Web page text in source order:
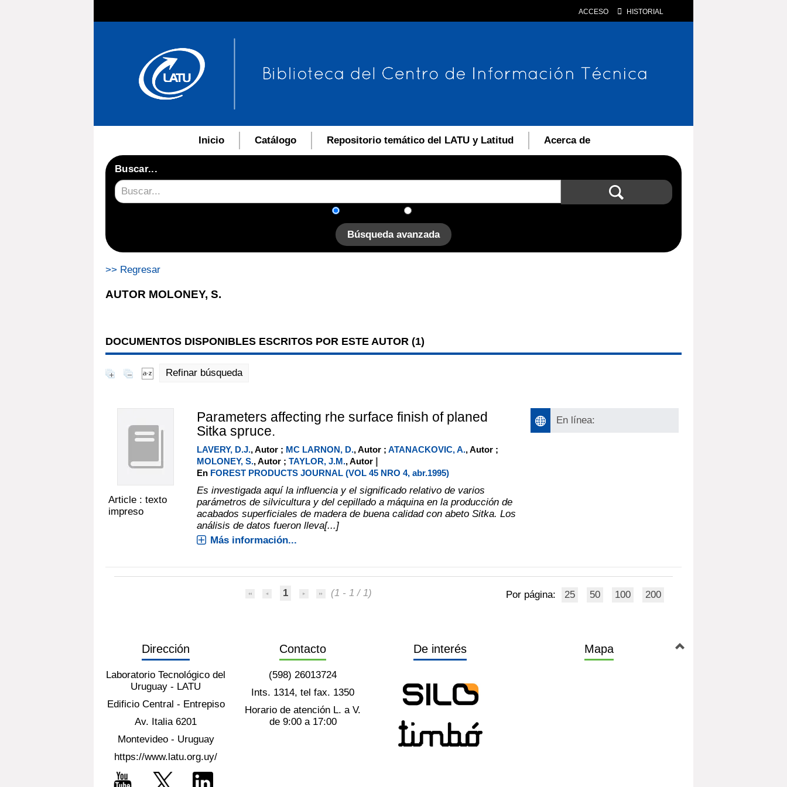
ACCESO HISTORIAL
Inicio Catálogo Repositorio temático del LATU y Latitud Acerca de
Buscar...
Búsqueda avanzada
>> Regresar
AUTOR MOLONEY, S.
DOCUMENTOS DISPONIBLES ESCRITOS POR ESTE AUTOR (1)
Refinar búsqueda
Article : texto
impreso
Parameters affecting rhe surface finish of planed
Sitka spruce.
LAVERY, D.J., Autor ; MC LARNON, D., Autor ; ATANACKOVIC, A., Autor ;
MOLONEY, S., Autor ; TAYLOR, J.M., Autor |
En FOREST PRODUCTS JOURNAL (VOL 45 NRO 4, abr.1995)
Es investigada aquí la influencia y el significado relativo de varios
parámetros de silvicultura y del cepillado a máquina en la producción de
acabados superficiales de madera de buena calidad con abeto Sitka. Los
análisis de datos fueron lleva[...]
Más información...
En línea:
1 (1 - 1 / 1) Por página: 25 50 100 200
Dirección
Laboratorio Tecnológico del
Uruguay - LATU
Edificio Central - Entrepiso
Av. Italia 6201
Montevideo - Uruguay
https://www.latu.org.uy/
Contacto
(598) 26013724
Ints. 1314, tel fax. 1350
Horario de atención L. a V.
de 9:00 a 17:00
De interés Mapa